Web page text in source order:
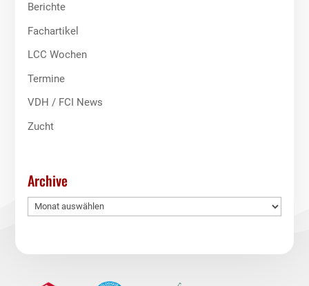
Berichte
Fachartikel
LCC Wochen
Termine
VDH / FCI News
Zucht
Archive
Archive